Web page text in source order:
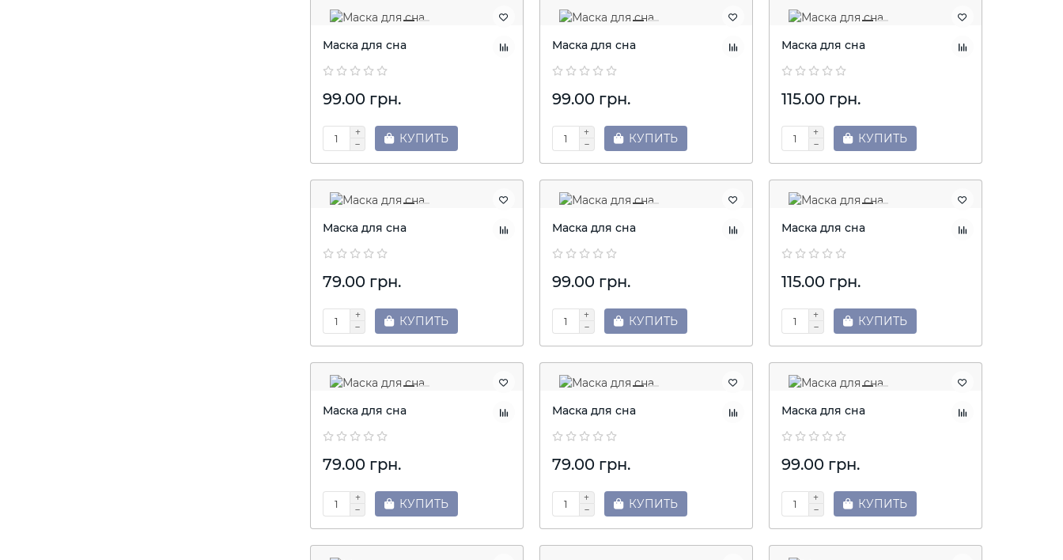
Маска для сна
99.00 грн.
КУПИТЬ
Маска для сна
99.00 грн.
КУПИТЬ
Маска для сна
115.00 грн.
КУПИТЬ
Маска для сна
79.00 грн.
КУПИТЬ
Маска для сна
99.00 грн.
КУПИТЬ
Маска для сна
115.00 грн.
КУПИТЬ
Маска для сна
79.00 грн.
КУПИТЬ
Маска для сна
79.00 грн.
КУПИТЬ
Маска для сна
99.00 грн.
КУПИТЬ